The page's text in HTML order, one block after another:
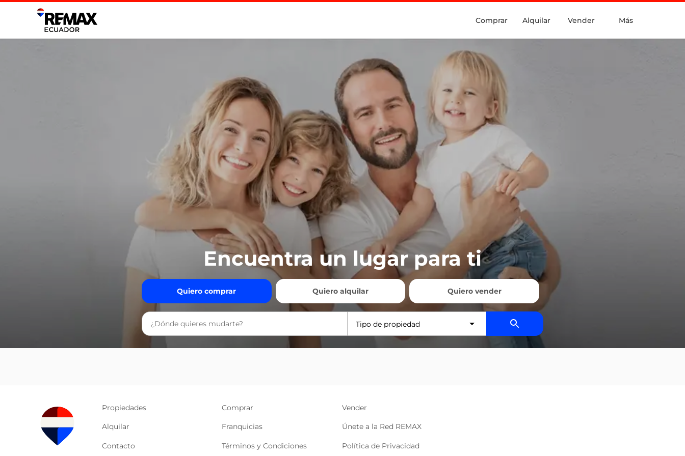
Comprar Alquilar Vender Más
Encuentra un lugar para ti
Quiero comprar Quiero alquilar Quiero vender
Tipo de propiedad
Propiedades Comprar Vender
Alquilar Franquicias Únete a la Red REMAX
Contacto Términos y Condiciones Política de Privacidad